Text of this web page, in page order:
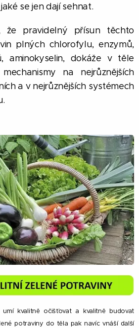
se jen dají sehnat.
že pravidelný přísun těchto
plných chlorofylu, enzymů,
aminokyselin, dokáže v těle
na nejrůznějších
a v nejrůznějších systémech
umí kvalitně očišťovat a kvalitně budovat
potraviny do těla pak navíc vnáší další